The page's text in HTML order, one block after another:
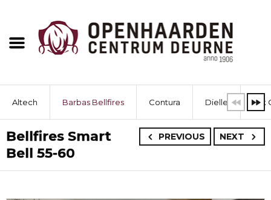
Altech Barbas Bellfires Contura Dielle Dik
PREVIOUS NEXT
Bellfires Smart
Bell 55-60